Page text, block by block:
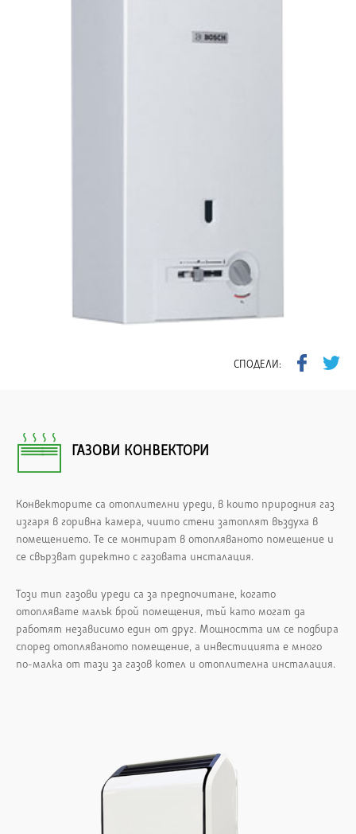
СПОДЕЛИ:
ГАЗОВИ КОНВЕКТОРИ
Конвекторите са отоплителни уреди, в които природния газ
изгаря в горивна камера, чиито стени затоплят въздуха в
помещението. Те се монтират в отопляваното помещение и
се свързват директно с газовата инсталация.
Този тип газови уреди са за предпочитане, когато
отоплявате малък брой помещения, тъй като могат да
работят независимо един от друг. Мощността им се подбира
според отопляваното помещение, а инвестицията е много
по-малка от тази за газов котел и отоплителна инсталация.